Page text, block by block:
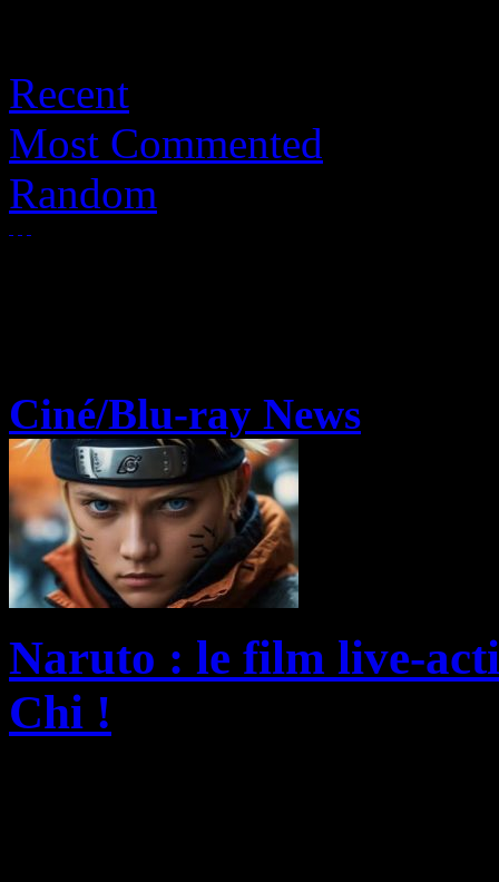
Recent
Most Commented
Random
Ciné/Blu-ray News
Naruto : le film live-
Chi !